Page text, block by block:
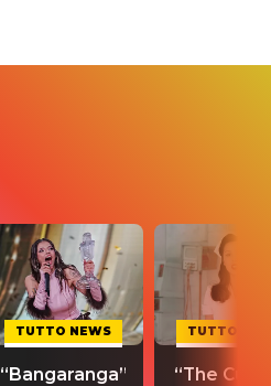
TUTTO NEWS
“Bangaranga”
TUTTO
“The